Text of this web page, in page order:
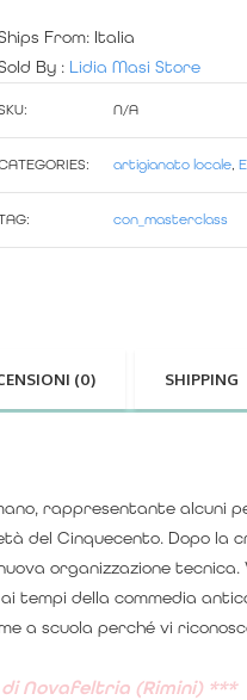
From: Italia
By : Lidia Masi Store
N/A
artigianato locale,
con_masterclass
(0) SHIPPING
rappresentante alcuni
del Cinquecento. Dopo la
organizzazione
tempi della commedia
scuola perché vi
Novafeltria (Rimini) ***